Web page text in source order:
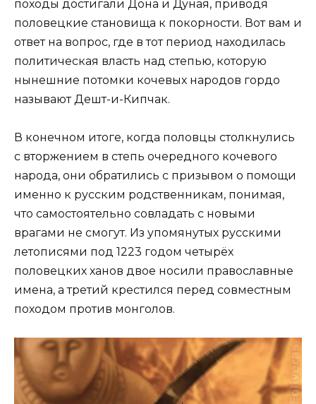
походы достигали Дона и Дуная, приводя
половецкие становища к покорности. Вот вам и
ответ на вопрос, где в тот период находилась
политическая власть над степью, которую
нынешние потомки кочевых народов гордо
называют Дешт-и-Кипчак.
В конечном итоге, когда половцы столкнулись
с вторжением в степь очередного кочевого
народа, они обратились с призывом о помощи
именно к русским родственникам, понимая,
что самостоятельно совладать с новыми
врагами не смогут. Из упомянутых русскими
летописями под 1223 годом четырёх
половецких ханов двое носили православные
имена, а третий крестился перед совместным
походом против монголов.